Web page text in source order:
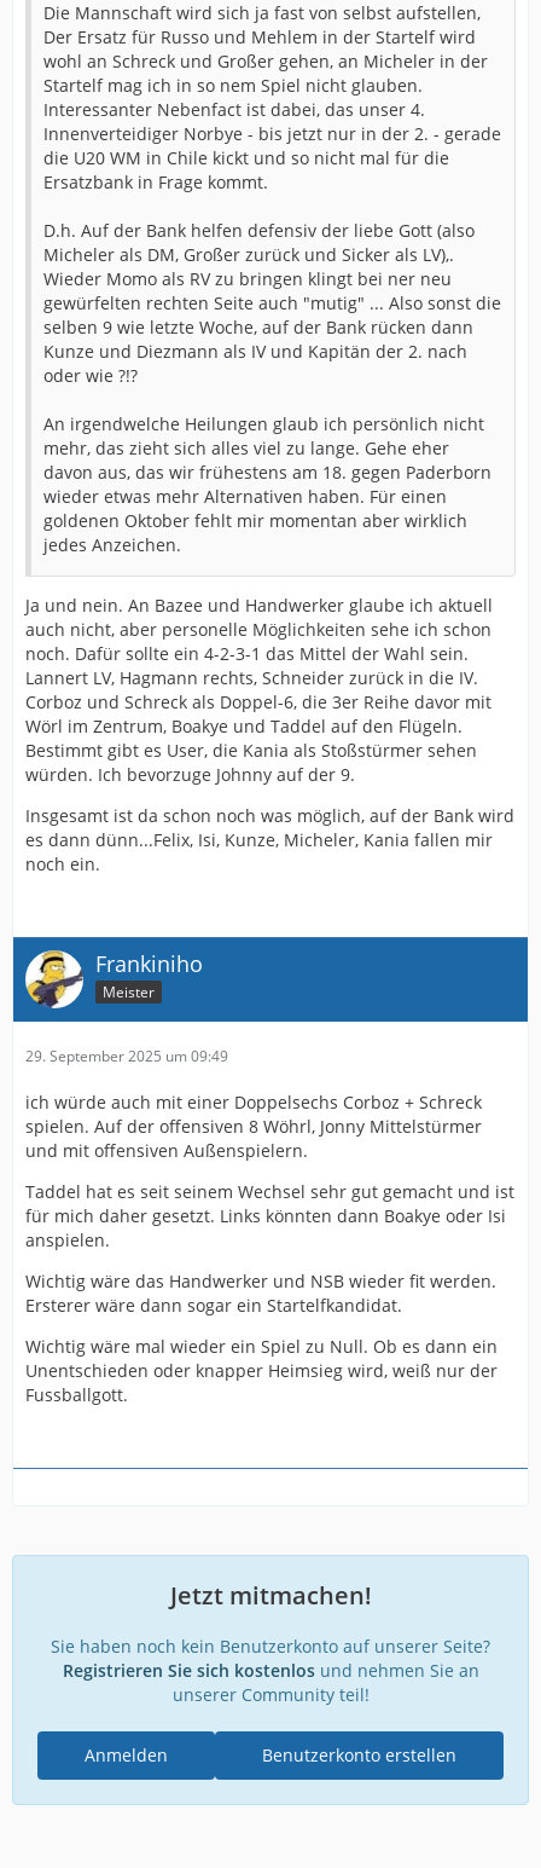
Die Mannschaft wird sich ja fast von selbst aufstellen,
Der Ersatz für Russo und Mehlem in der Startelf wird
wohl an Schreck und Großer gehen, an Micheler in der
Startelf mag ich in so nem Spiel nicht glauben.
Interessanter Nebenfact ist dabei, das unser 4.
Innenverteidiger Norbye - bis jetzt nur in der 2. - gerade
die U20 WM in Chile kickt und so nicht mal für die
Ersatzbank in Frage kommt.
D.h. Auf der Bank helfen defensiv der liebe Gott (also
Micheler als DM, Großer zurück und Sicker als LV),.
Wieder Momo als RV zu bringen klingt bei ner neu
gewürfelten rechten Seite auch "mutig" ... Also sonst die
selben 9 wie letzte Woche, auf der Bank rücken dann
Kunze und Diezmann als IV und Kapitän der 2. nach
oder wie ?!?
An irgendwelche Heilungen glaub ich persönlich nicht
mehr, das zieht sich alles viel zu lange. Gehe eher
davon aus, das wir frühestens am 18. gegen Paderborn
wieder etwas mehr Alternativen haben. Für einen
goldenen Oktober fehlt mir momentan aber wirklich
jedes Anzeichen.
Ja und nein. An Bazee und Handwerker glaube ich aktuell
auch nicht, aber personelle Möglichkeiten sehe ich schon
noch. Dafür sollte ein 4-2-3-1 das Mittel der Wahl sein.
Lannert LV, Hagmann rechts, Schneider zurück in die IV.
Corboz und Schreck als Doppel-6, die 3er Reihe davor mit
Wörl im Zentrum, Boakye und Taddel auf den Flügeln.
Bestimmt gibt es User, die Kania als Stoßstürmer sehen
würden. Ich bevorzuge Johnny auf der 9.
Insgesamt ist da schon noch was möglich, auf der Bank wird
es dann dünn...Felix, Isi, Kunze, Micheler, Kania fallen mir
noch ein.
Frankiniho
Meister
29. September 2025 um 09:49
ich würde auch mit einer Doppelsechs Corboz + Schreck
spielen. Auf der offensiven 8 Wöhrl, Jonny Mittelstürmer
und mit offensiven Außenspielern.
Taddel hat es seit seinem Wechsel sehr gut gemacht und ist
für mich daher gesetzt. Links könnten dann Boakye oder Isi
anspielen.
Wichtig wäre das Handwerker und NSB wieder fit werden.
Ersterer wäre dann sogar ein Startelfkandidat.
Wichtig wäre mal wieder ein Spiel zu Null. Ob es dann ein
Unentschieden oder knapper Heimsieg wird, weiß nur der
Fussballgott.
Jetzt mitmachen!
Sie haben noch kein Benutzerkonto auf unserer Seite?
Registrieren Sie sich kostenlosund nehmen Sie an
unserer Community teil!
Benutzerkonto erstellen
Anmelden